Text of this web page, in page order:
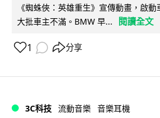
《蜘蛛俠：英雄重生》宣傳動畫，啟
大批車主不滿。BMW 早...
閱讀全文
1 分享
3C科技 流動音樂 音樂耳機